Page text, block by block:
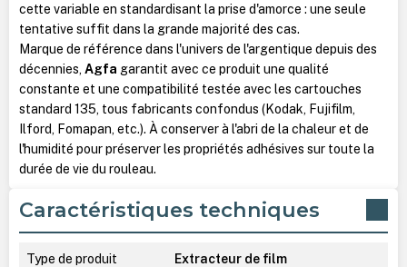
cette variable en standardisant la prise d'amorce : une seule
tentative suffit dans la grande majorité des cas.
Marque de référence dans l'univers de l'argentique depuis des
décennies, Agfa garantit avec ce produit une qualité
constante et une compatibilité testée avec les cartouches
standard 135, tous fabricants confondus (Kodak, Fujifilm,
Ilford, Fomapan, etc.). À conserver à l'abri de la chaleur et de
l'humidité pour préserver les propriétés adhésives sur toute la
durée de vie du rouleau.
Caractéristiques techniques
Type de produit Extracteur de film